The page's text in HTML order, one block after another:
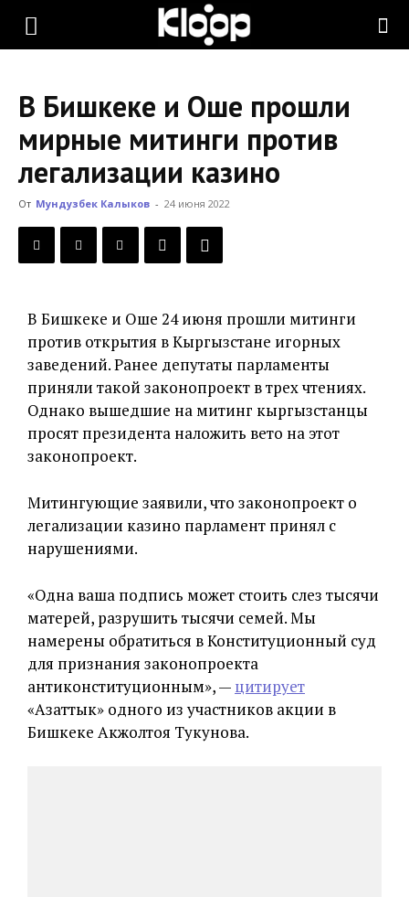
KLOOP.KG
Новости
Кыргызстана
В Бишкеке и Оше прошли
мирные митинги против
легализации казино
От Мундузбек Калыков - 24 июня 2022
В Бишкеке и Оше 24 июня прошли митинги
против открытия в Кыргызстане игорных
заведений. Ранее депутаты парламенты
приняли такой законопроект в трех чтениях.
Однако вышедшие на митинг кыргызстанцы
просят президента наложить вето на этот
законопроект.
Митингующие заявили, что законопроект о
легализации казино парламент принял с
нарушениями.
«Одна ваша подпись может стоить слез тысячи
матерей, разрушить тысячи семей. Мы
намерены обратиться в Конституционный суд
для признания законопроекта
антиконституционным», — цитирует
«Азаттык» одного из участников акции в
Бишкеке Акжолтоя Тукунова.